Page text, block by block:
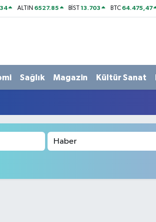
ALTIN 6527.85 BİST13.703 BTC 64.475,47
Sağlık Magazin Kültür Sanat